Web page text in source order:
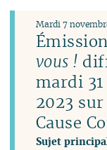
vous !
mardi
2023
Cause
Sujet
Mardi 7